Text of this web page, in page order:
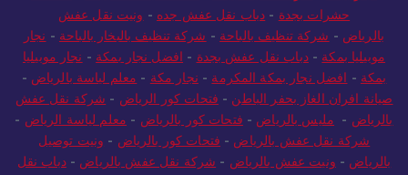
حشرات بجدة-دباب نقل عفش جده -ونيت نقل عفش
بالرياض -شركة تنظيف بالباحة-شركة تنظيف بالبخار بالباحة -نجار
موبيليا بمكة-دباب نقل عفش بجدة- افضل نجار بمكة-نجار موبيليا
بمكة -افضل نجار بمكة المكرمة-نجار مكة-معلم لياسة بالرياض -
صيانة افران الغاز بحفر الباطن -فتحات كور الرياض -شركة نقل عفش
بالرياض - مليس بالرياض -فتحات كور بالرياض - معلم لياسة الرياض -
شركة نقل عفش بالرياض - فتحات كور بالرياض - ونيت توصيل
بالرياض -ونيت عفش بالرياض - شركة نقل عفش بالرياض -دباب نقل